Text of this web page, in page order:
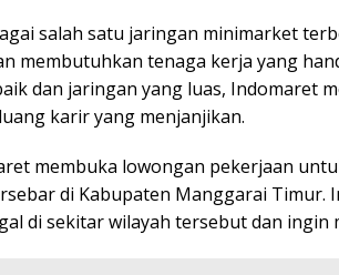
salah satu jaringan minimarket
membutuhkan tenaga kerja yang
dan jaringan yang luas, Indomaret
karir yang menjanjikan.
membuka lowongan pekerjaan
di Kabupaten Manggarai Timur.
di sekitar wilayah tersebut dan ingin